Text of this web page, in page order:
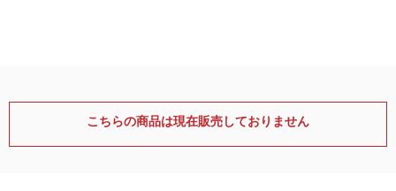
こちらの商品は現在販売しておりません